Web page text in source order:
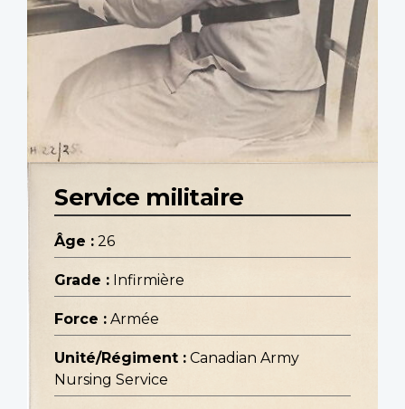
Service militaire
Âge : 26
Grade : Infirmière
Force : Armée
Unité/Régiment : Canadian Army
Nursing Service